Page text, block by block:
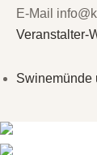
E-Mail
Veranstalter-
Swinemünde